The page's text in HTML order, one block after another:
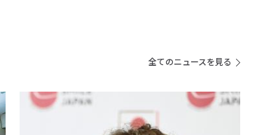
全てのニュースを見る